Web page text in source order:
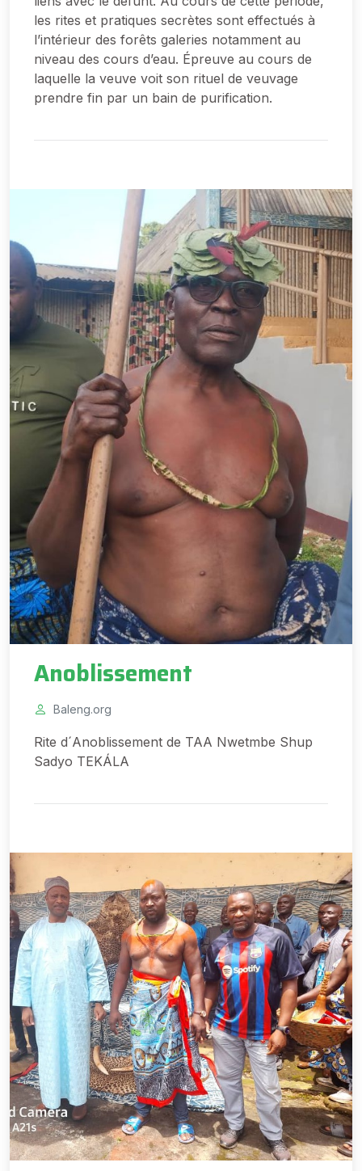
les rites et pratiques secrètes sont effectués à
l’intérieur des forêts galeries notamment au
niveau des cours d’eau. Épreuve au cours de
laquelle la veuve voit son rituel de veuvage
prendre fin par un bain de purification.
Anoblissement
Baleng.org
Rite d´Anoblissement de TAA Nwetmbe Shup
Sadyo TEKÁLA